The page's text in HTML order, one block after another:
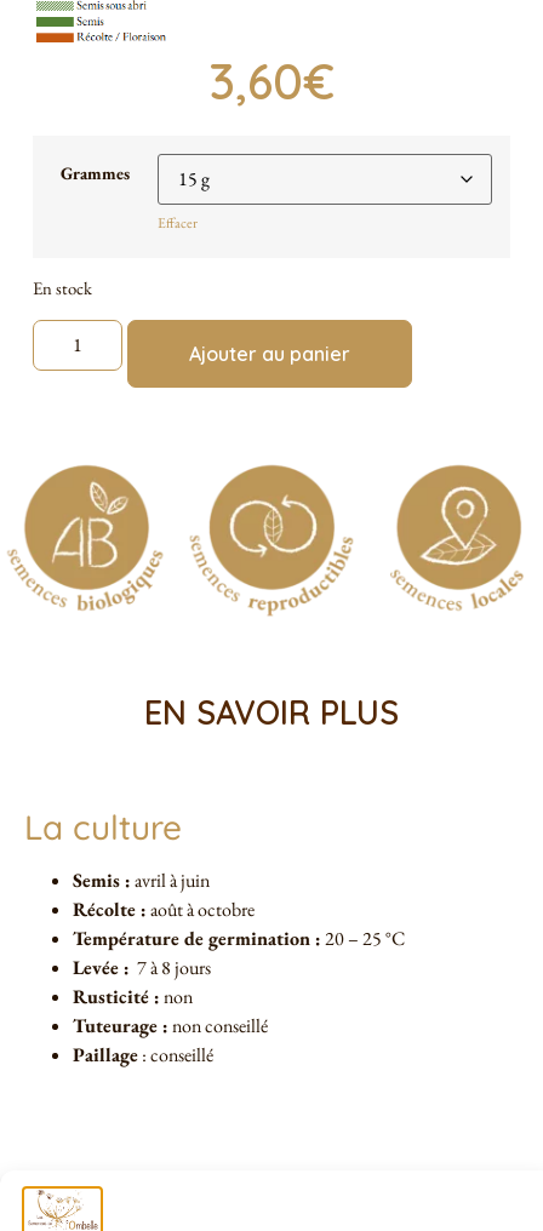
3,60€
Grammes
Effacer
En stock
Ajouter au panier
EN SAVOIR PLUS
La culture
Semis :avril à juin
Récolte :août à octobre
Température de germination :20 – 25 °C
Levée : 7 à 8 jours
Rusticité :non
Tuteurage :non conseillé
Paillage: conseillé